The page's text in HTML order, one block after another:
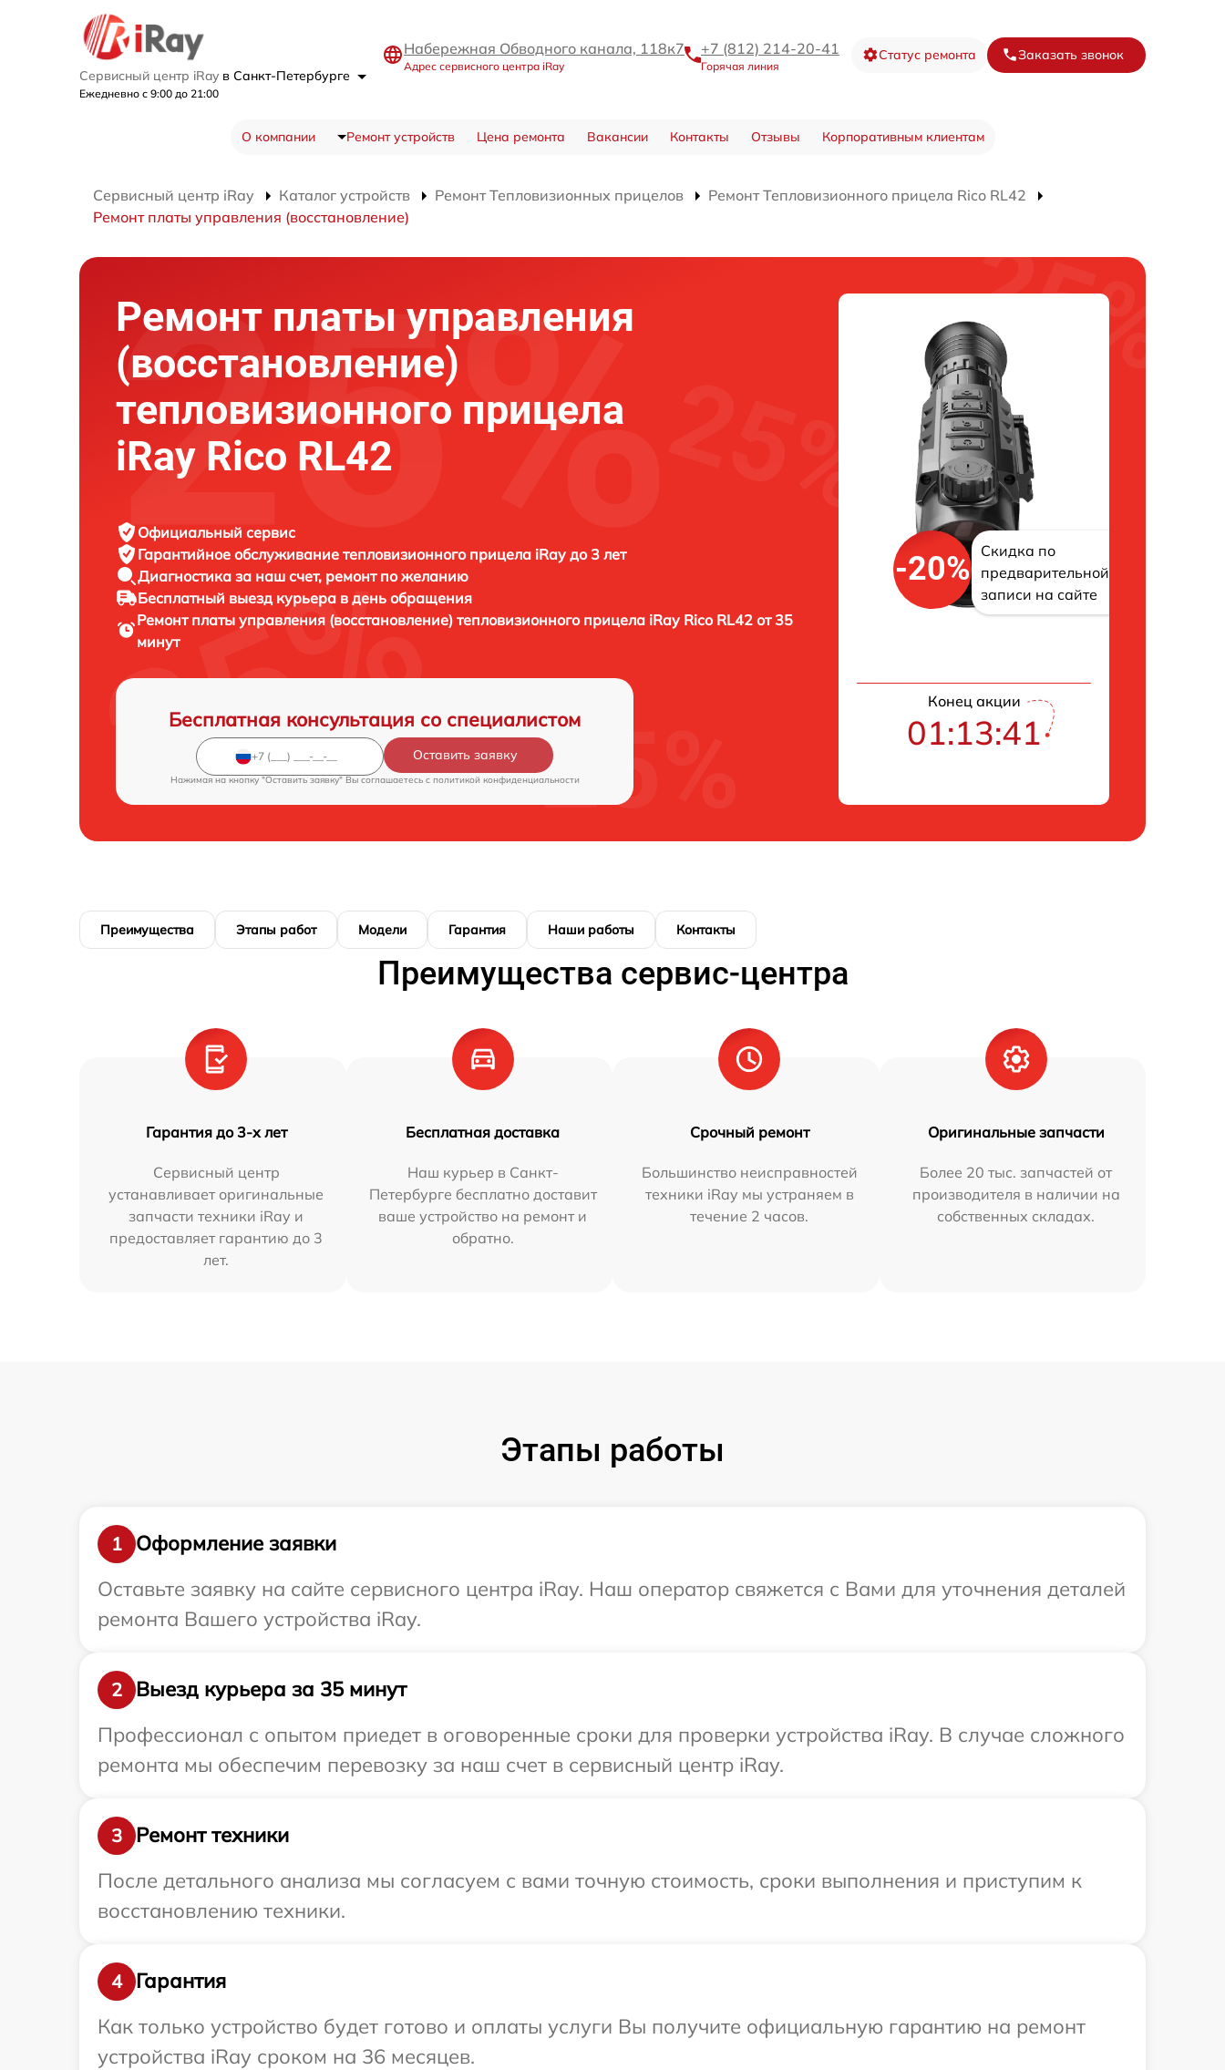
Сервисный центр iRay в Санкт-Петербурге
Ежедневно с 9:00 до 21:00
Набережная Обводного канала, 118к7
Адрес сервисного центра iRay
+7 (812) 214-20-41
Горячая линия
Статус ремонта Заказать звонок
О компании Ремонт устройств Цена ремонта Вакансии Контакты Отзывы Корпоративным клиентам
Сервисный центр iRay Каталог устройств Ремонт Тепловизионных прицелов
Ремонт Тепловизионного прицела Rico RL42
Ремонт платы управления (восстановление)
Ремонт платы управления
(восстановление)
тепловизионного прицела
iRay Rico RL42
Официальный сервис
Гарантийное обслуживание тепловизионного прицела iRay до 3 лет
Диагностика за наш счет, ремонт по желанию
Бесплатный выезд курьера в день обращения
Ремонт платы управления (восстановление) тепловизионного прицела iRay Rico RL42 от 35
минут
Бесплатная консультация со специалистом
Оставить заявку
Нажимая на кнопку "Оставить заявку" Вы соглашаетесь c политикой конфиденциальности
-20%
Скидка по
предварительной
записи на сайте
Конец акции
01:13:41
Преимущества Этапы работ Модели Гарантия Наши работы Контакты
Преимущества сервис-центра
Гарантия до 3-х лет
Сервисный центр
устанавливает оригинальные
запчасти техники iRay и
предоставляет гарантию до 3
лет.
Бесплатная доставка
Наш курьер в Санкт-
Петербурге бесплатно доставит
ваше устройство на ремонт и
обратно.
Срочный ремонт
Большинство неисправностей
техники iRay мы устраняем в
течение 2 часов.
Оригинальные запчасти
Более 20 тыс. запчастей от
производителя в наличии на
собственных складах.
Этапы работы
1
Оформление заявки
Оставьте заявку на сайте сервисного центра iRay. Наш оператор свяжется с Вами для уточнения деталей
ремонта Вашего устройства iRay.
2
Выезд курьера за 35 минут
Профессионал с опытом приедет в оговоренные сроки для проверки устройства iRay. В случае сложного
ремонта мы обеспечим перевозку за наш счет в сервисный центр iRay.
3
Ремонт техники
После детального анализа мы согласуем с вами точную стоимость, сроки выполнения и приступим к
восстановлению техники.
4
Гарантия
Как только устройство будет готово и оплаты услуги Вы получите официальную гарантию на ремонт
устройства iRay сроком на 36 месяцев.